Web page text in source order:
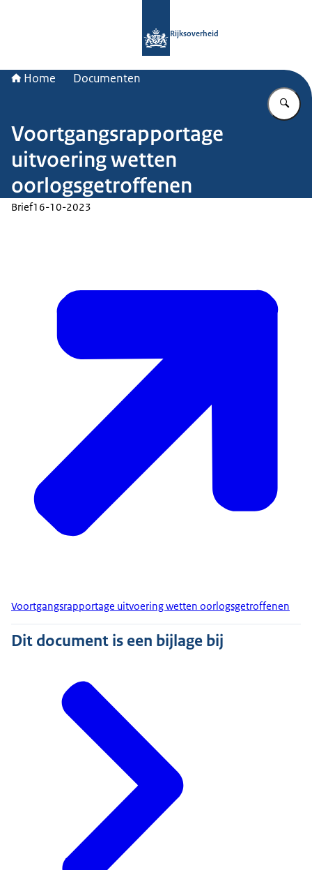
Rijksoverheid
Home Documenten
Voortgangsrapportage
uitvoering wetten
oorlogsgetroffenen
Brief16-10-2023
Voortgangsrapportage uitvoering wetten oorlogsgetroffenen
Dit document is een bijlage bij